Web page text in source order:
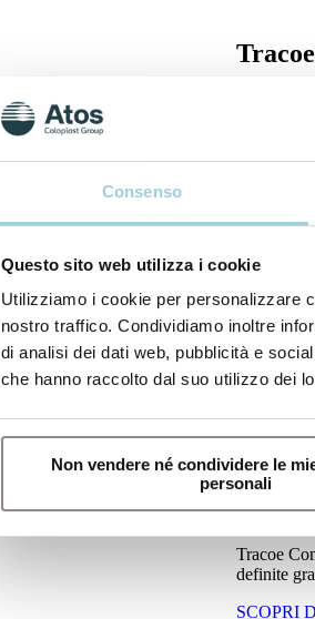
Consenso
Questo sito web utilizza i cookie
Utilizziamo i cookie per personalizzare
nostro traffico. Condividiamo inoltre
di analisi dei dati web, pubblicità e
che hanno raccolto dal suo utilizzo dei
Non vendere né condividere le
personali
Le
SCOPRI
Tracoe
definite
SCOPRI